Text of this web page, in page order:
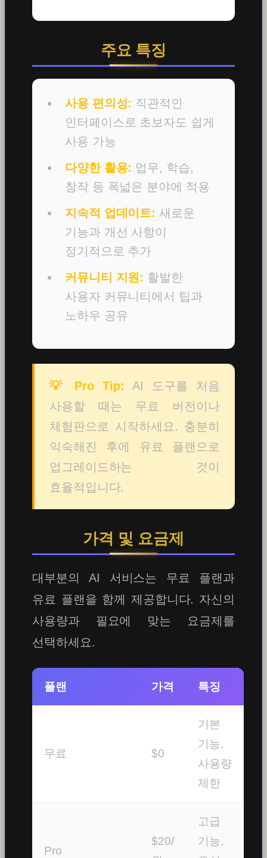
주요 특징
사용 편의성: 직관적인
인터페이스로 초보자도 쉽게
사용 가능
다양한 활용: 업무, 학습,
창작 등 폭넓은 분야에 적용
지속적 업데이트: 새로운
기능과 개선 사항이
정기적으로 추가
커뮤니티 지원: 활발한
사용자 커뮤니티에서 팁과
노하우 공유
💡 Pro Tip: AI 도구를 처음
사용할 때는 무료 버전이나
체험판으로 시작하세요. 충분히
익숙해진 후에 유료 플랜으로
업그레이드하는 것이
효율적입니다.
가격 및 요금제
대부분의 AI 서비스는 무료 플랜과
유료 플랜을 함께 제공합니다. 자신의
사용량과 필요에 맞는 요금제를
선택하세요.
플랜 가격 특징
무료 $0
기본
기능,
사용량
제한
Pro
$20/
고급
기능,